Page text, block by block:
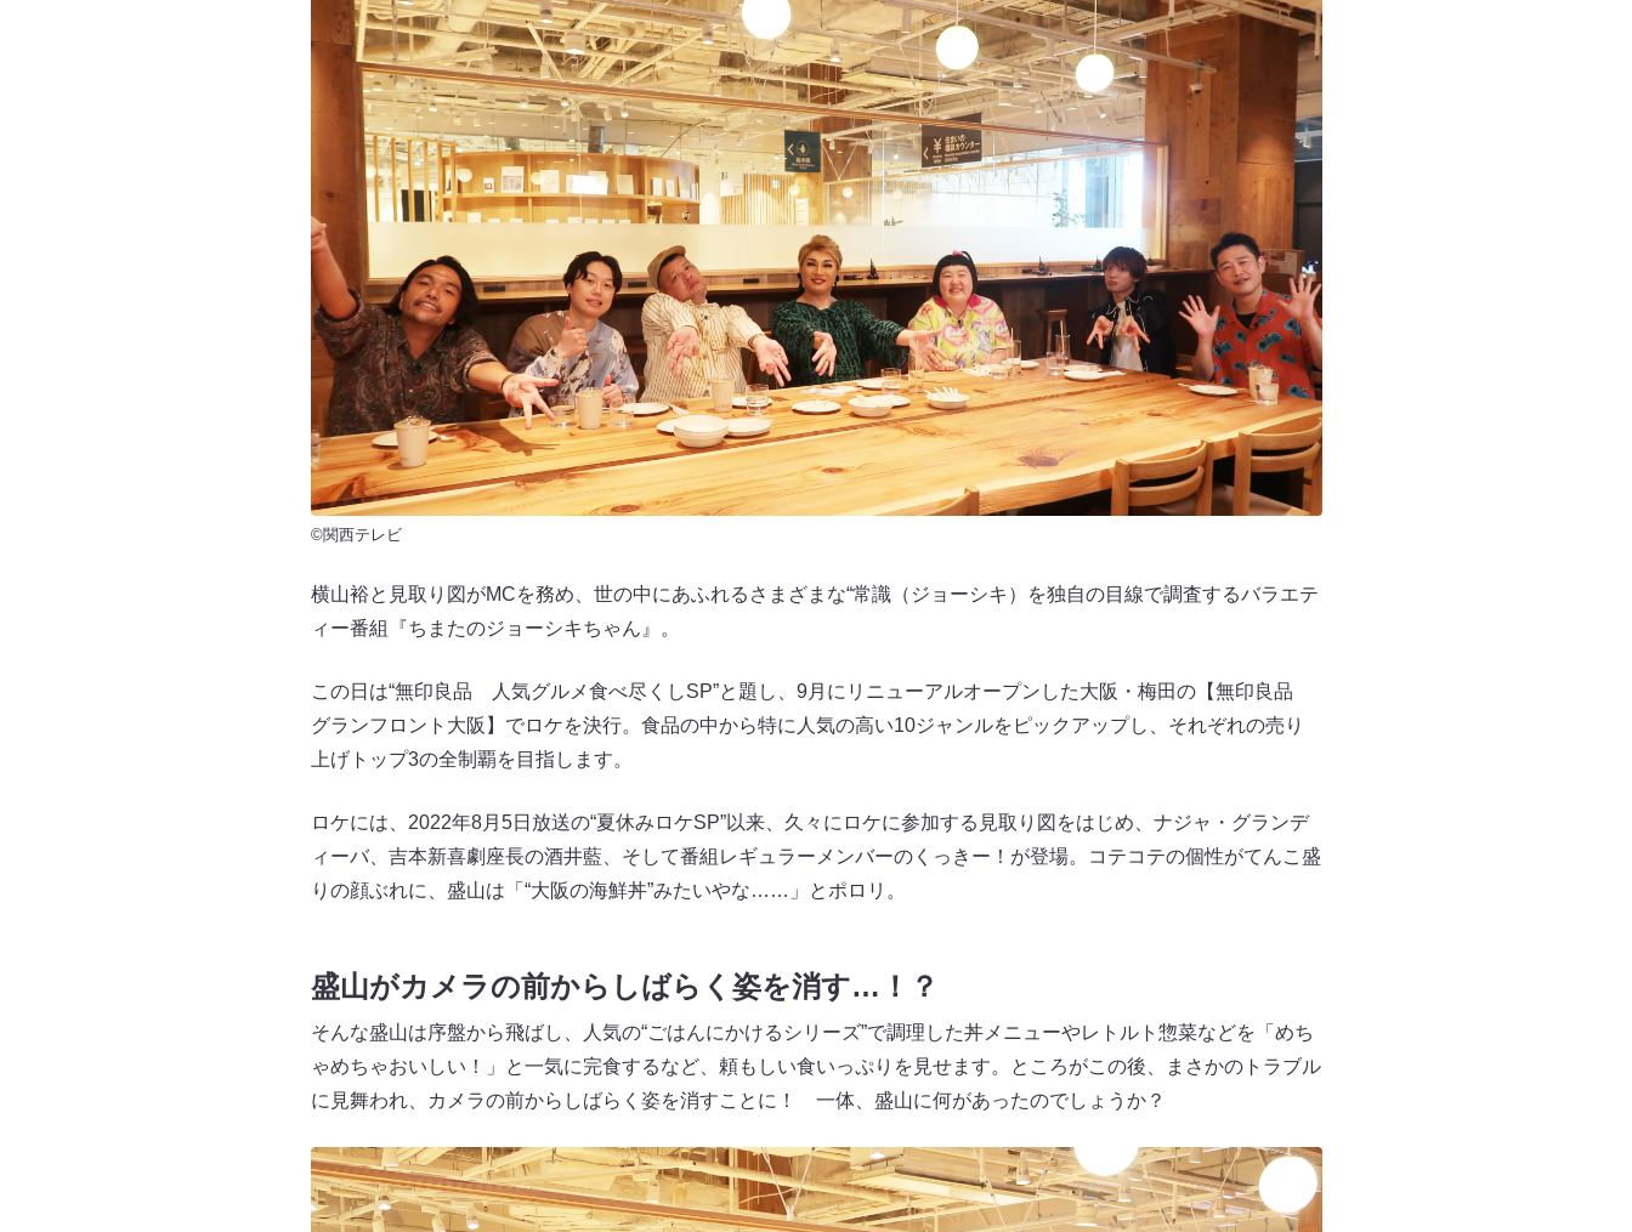
©関西テレビ
横山裕と見取り図がMCを務め、世の中にあふれるさまざまな“常識（ジョーシキ）を独自の目線で調査するバラエテ
ィー番組『ちまたのジョーシキちゃん』。
この日は“無印良品 人気グルメ食べ尽くしSP”と題し、9月にリニューアルオープンした大阪・梅田の【無印良品
グランフロント大阪】でロケを決行。食品の中から特に人気の高い10ジャンルをピックアップし、それぞれの売り
上げトップ3の全制覇を目指します。
ロケには、2022年8月5日放送の“夏休みロケSP”以来、久々にロケに参加する見取り図をはじめ、ナジャ・グランデ
ィーバ、吉本新喜劇座長の酒井藍、そして番組レギュラーメンバーのくっきー！が登場。コテコテの個性がてんこ盛
りの顔ぶれに、盛山は「“大阪の海鮮丼”みたいやな……」とポロリ。
盛山がカメラの前からしばらく姿を消す…！？
そんな盛山は序盤から飛ばし、人気の“ごはんにかけるシリーズ”で調理した丼メニューやレトルト惣菜などを「めち
ゃめちゃおいしい！」と一気に完食するなど、頼もしい食いっぷりを見せます。ところがこの後、まさかのトラブル
に見舞われ、カメラの前からしばらく姿を消すことに！ 一体、盛山に何があったのでしょうか？